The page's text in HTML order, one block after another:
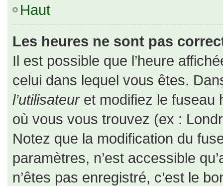
Haut
Les heures ne sont pas
Il est possible que l’heure
celui dans lequel vous êtes.
l’utilisateuret modifiez le fuseau
où vous vous trouvez (ex :
Notez que la modification du
paramètres, n’est accessible
n’êtes pas enregistré, c’est le